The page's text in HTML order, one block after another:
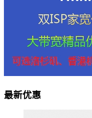
最新优惠